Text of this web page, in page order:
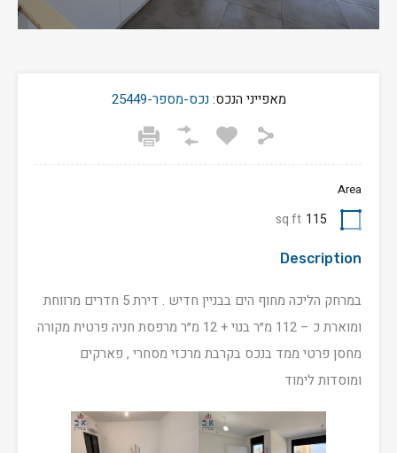
מאפייני הנכס:נכס-מספר-25449
Area
115
sq ft
Description
במרחק הליכה מחוף הים בבניין חדיש . דירת 5 חדרים מרווחת
ומוארת כ – 112 מ״ר בנוי + 12 מ״ר מרפסת חניה פרטית מקורה
מחסן פרטי ממד בנכס בקרבת מרכזי מסחרי , פארקים
ומוסדות לימוד